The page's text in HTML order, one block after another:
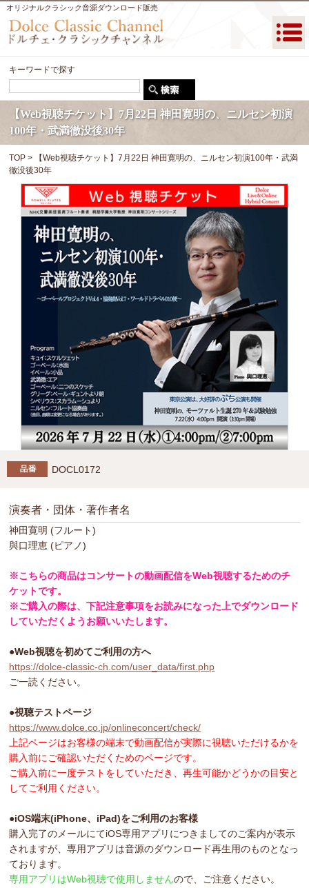
オリジナルクラシック音源ダウンロード販売
キーワードで探す
【Web視聴チケット】7月22日 神田寛明の、ニルセン初演
100年・武満徹没後30年
TOP > 【Web視聴チケット】7月22日 神田寛明の、ニルセン初演100年・武満
徹没後30年
DOCL0172
演奏者・団体・著作者名
神田寛明 (フルート)
與口理恵 (ピアノ)
※こちらの商品はコンサートの動画配信をWeb視聴するためのチ
ケットです。
※ご購入の際は、下記注意事項をお読みになった上でダウンロード
していただくようお願いいたします。
●Web視聴を初めてご利用の方へ
https://dolce-classic-ch.com/user_data/first.php
ご一読ください。
●視聴テストページ
https://www.dolce.co.jp/onlineconcert/check/
上記ページはお客様の端末で動画配信が実際に視聴いただけるかを
購入前にご確認いただくためのページです。
ご購入前に一度テストをしていただき、再生可能かどうかの目安と
してご利用ください。
●iOS端末(iPhone、iPad)をご利用のお客様
購入完了のメールにてiOS専用アプリにつきましてのご案内が表示
されますが、専用アプリは音源のダウンロード再生用のものとなっ
ております。
専用アプリはWeb視聴で使用しませんので、ご注意ください。